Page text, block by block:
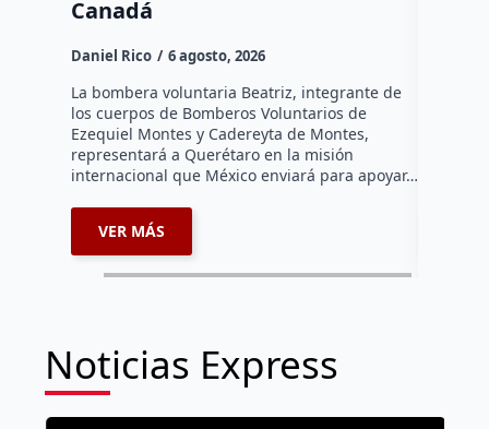
Canadá
Daniel Rico 6 agosto, 2026
La bombera voluntaria Beatriz, integrante de
los cuerpos de Bomberos Voluntarios de
Ezequiel Montes y Cadereyta de Montes,
representará a Querétaro en la misión
internacional que México enviará para apoyar…
VER MÁS
Noticias Express